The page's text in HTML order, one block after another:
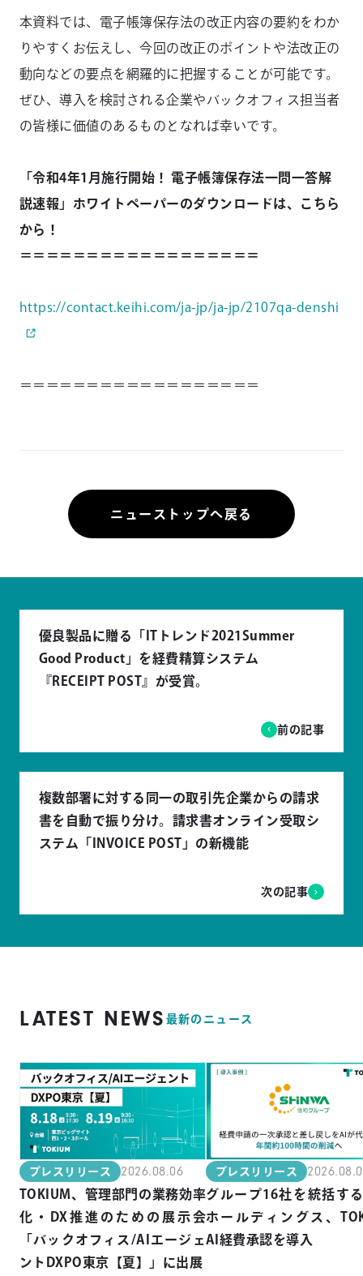
本資料では、電子帳簿保存法の改正内容の要約をわか
りやすくお伝えし、今回の改正のポイントや法改正の
動向などの要点を網羅的に把握することが可能です。
ぜひ、導入を検討される企業やバックオフィス担当者
の皆様に価値のあるものとなれば幸いです。
「令和4年1⽉施⾏開始！ 電⼦帳簿保存法⼀問⼀答解
説速報」ホワイトペーパーのダウンロードは、こちら
から！
＝＝＝＝＝＝＝＝＝＝＝＝＝＝＝＝＝＝
https://contact.keihi.com/ja-jp/ja-jp/2107qa-denshi
＝＝＝＝＝＝＝＝＝＝＝＝＝＝＝＝＝＝
ニューストップへ戻る
優良製品に贈る「ITトレンド2021Summer
Good Product」を経費精算システム
『RECEIPT POST』が受賞。
前の記事
複数部署に対する同一の取引先企業からの請求
書を自動で振り分け。請求書オンライン受取シ
ステム「INVOICE POST」の新機能
次の記事
LATEST NEWS 最新のニュース
プレスリリース 2026.08.06
TOKIUM、管理部門の業務効率
化・DX推進のための展示会
「バックオフィス/AIエージェ
ントDXPO東京【夏】」に出展
プレスリリース
グループ16社を統括す
ホールディングス、
AI経費承認を導入